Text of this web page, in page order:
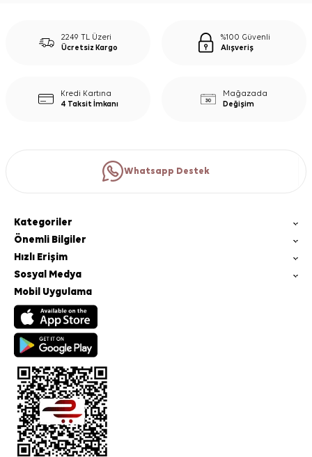
2249 TL Üzeri
Ücretsiz Kargo
%100 Güvenli
Alışveriş
Kredi Kartına
4 Taksit İmkanı
Mağazada
Değişim
Whatsapp Destek
Kategoriler
Önemli Bilgiler
Hızlı Erişim
Sosyal Medya
Mobil Uygulama